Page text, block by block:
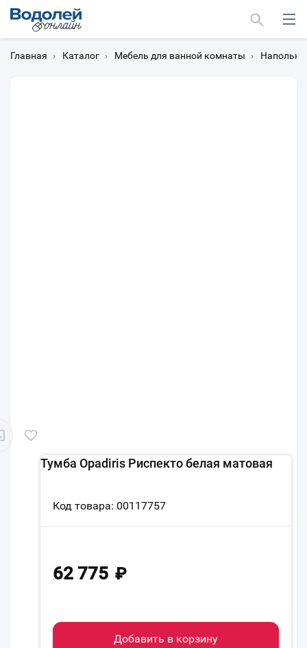
Главная › Каталог › Мебель для ванной комнаты ›
Тумба Opadiris Риспекто белая матовая
Код товара: 00117757
62 775 ₽
Добавить в корзину